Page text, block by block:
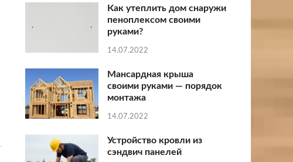
Как утеплить дом снаружи
пеноплексом своими
руками?
14.07.2022
Мансардная крыша
своими руками — порядок
монтажа
14.07.2022
Устройство кровли из
сэндвич панелей